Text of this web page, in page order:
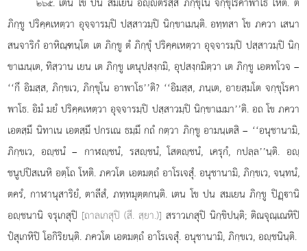
๒๖๕
ภิกฺขู ปริคฺคเหตฺวา อุจฺจารมฺปิ ปสฺสาวมฺปิ นิกฺขาเมนฺติ. อทฺทสา โข ภควา เสนา
สนจาริกํ อาหิณฺฑนฺโต เต ภิกฺขู ตํ ภิกฺขุํ ปริคฺคเหตฺวา อุจฺจารมฺปิ ปสฺสาวมฺปิ นิกฺ
ขาเมนฺเต, ทิสฺวาน เยน เต ภิกฺขู เตนุปสงฺกมิ, อุปสงฺกมิตฺวา เต ภิกฺขู เอตทโวจ –
‘‘กึ อิมสฺส, ภิกฺขเว, ภิกฺขุโน อาพาโธ’’ติ? ‘‘อิมสฺส, ภนฺเต, อายสฺมโต จกฺขุโรคา
พาโธ. อิมํ มยํ ปริคฺคเหตฺวา อุจฺจารมฺปิ ปสฺสาวมฺปิ นิกฺขาเมมา’’ติ. อถ โข ภควา
เอตสฺมึ นิทาเน เอตสฺมึ ปกรเณ ธมฺมึ กถํ กตฺวา ภิกฺขู อามนฺเตสิ – ‘‘อนุชานามิ,
ภิกฺขเว, อฺชนํ – กาฬฺชนํ, รสฺชนํ, โสตฺชนํ, เครุกํ, กปลฺล’’นฺติ. อฺ
ชนูปปิสเนหิ อตฺโถ โหติ. ภควโต เอตมตฺถํ อาโรเจสุํ. อนุชานามิ, ภิกฺขเว, จนฺทนํ,
ตครํ, กาฬานุสาริยํ, ตาลีสํ, ภทฺทมุตฺตกนฺติ. เตน โข ปน สมเยน ภิกฺขู ปิฏฺานิ
อฺชนานิ จรุเกสุปิ [ถาลเกสุปิ (สี. สฺยา.)] สราวเกสุปิ นิกฺขิปนฺติ; ติณจุณฺเณหิปิ
ปํสุเกหิปิ โอกิริยนฺติ. ภควโต เอตมตฺถํ อาโรเจสุํ. อนุชานามิ, ภิกฺขเว, อฺชนินฺติ.